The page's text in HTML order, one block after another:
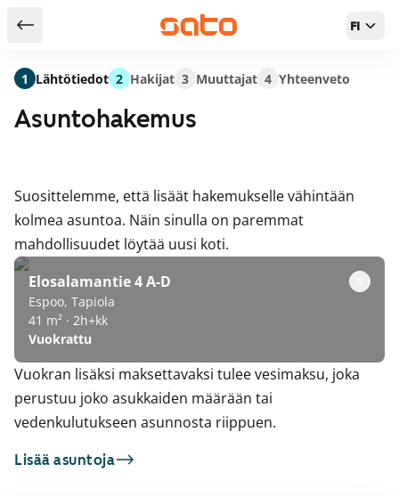
Takaisin hakutuloksiin FI
Asuntohakemus
Suosittelemme, että lisäät hakemukselle vähintään
kolmea asuntoa. Näin sinulla on paremmat
mahdollisuudet löytää uusi koti.
Elosalamantie 4 A-D
Espoo, Tapiola
41 m² · 2h+kk
Vuokrattu
Vuokran lisäksi maksettavaksi tulee vesimaksu, joka
perustuu joko asukkaiden määrään tai
vedenkulutukseen asunnosta riippuen.
Lisää asuntoja
1 Lähtötiedot 2 Hakijat 3 Muuttajat 4 Yhteenveto